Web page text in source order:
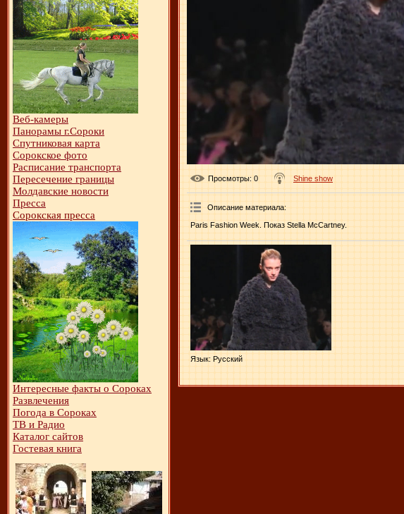
Веб-камеры
Панорамы г.Сороки
Спутниковая карта
Сорокское фото
Расписание транспорта
Пересечение границы
Молдавские новости
Пресса
Сорокская пресса
Интересные факты о Сороках
Развлечения
Погода в Сороках
ТВ и Радио
Каталог сайтов
Гостевая книга
Просмотры: 0 Shine show
Описание материала:
Paris Fashion Week. Показ Stella McCartney.
Язык: Русский